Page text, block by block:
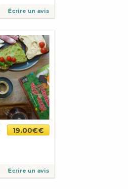
Écrire un avis
19.00€€
Écrire un avis